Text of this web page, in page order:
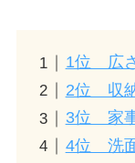
1位 広
2位 収
3位 家
4位 洗